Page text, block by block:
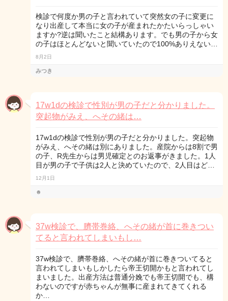
検診で何度か男の子と言われていて突然女の子に変更に
なり出産して本当に女の子が産まれたかたいらっしゃい
ますか?逆は聞いたこと結構あります。でも男の子から女
の子はほとんどないと聞いていたので100%ありえない…
8月2日
みつき
17w1dの検診で性別が男の子だと分かりました。
突起物がみえ、へその緒は…
17w1dの検診で性別が男の子だと分かりました。突起物
がみえ、へその緒は別にありました。産院からは8割で男
の子、R先生からは男児確定とのお返事がきました。1人
目が男の子で子供は2人と決めていたので、2人目はど…
12月1日
☻
37w検診で、臍帯巻絡、へその緒が首に巻きつい
てると言われてしまいもし…
37w検診で、臍帯巻絡、へその緒が首に巻きついてると
言われてしまいもしかしたら帝王切開かもと言われてし
まいました。出産方法は普通分娩でも帝王切開でも、構
わないのですが赤ちゃんが無事に産まれてきてくれる
か…